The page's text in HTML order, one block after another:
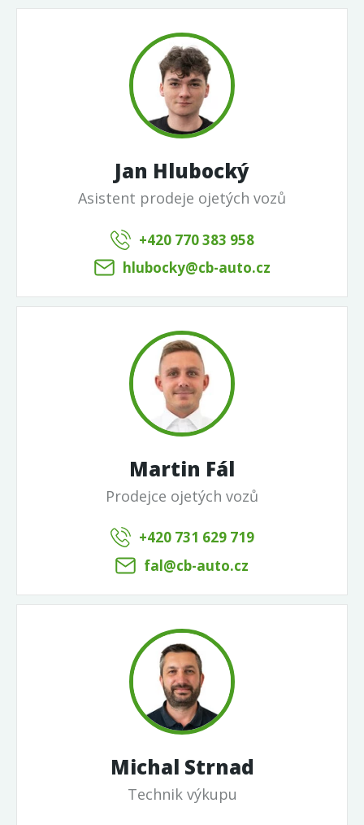
Jan Hlubocký
Asistent prodeje ojetých vozů
+420 770 383 958
hlubocky@cb-auto.cz
Martin Fál
Prodejce ojetých vozů
+420 731 629 719
fal@cb-auto.cz
Michal Strnad
Technik výkupu